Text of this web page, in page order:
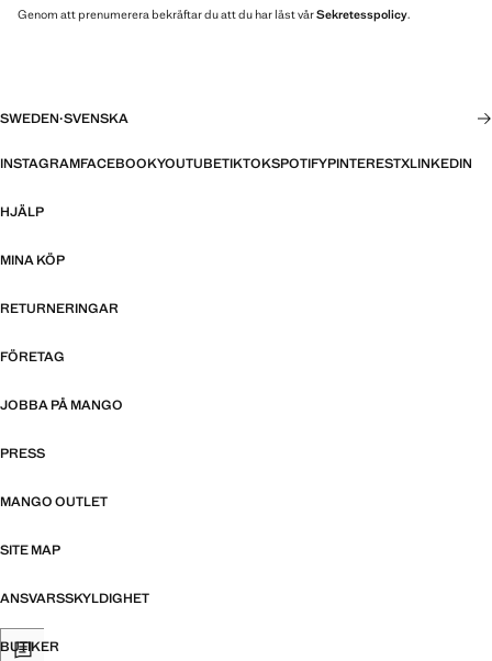
Genom att prenumerera bekräftar du att du har läst vårSekretesspolicy.
SWEDEN·SVENSKA
INSTAGRAMFACEBOOKYOUTUBETIKTOKSPOTIFYPINTERESTXLINKEDIN
HJÄLP
MINA KÖP
RETURNERINGAR
FÖRETAG
JOBBA PÅ MANGO
PRESS
MANGO OUTLET
SITE MAP
ANSVARSSKYLDIGHET
BUTIKER